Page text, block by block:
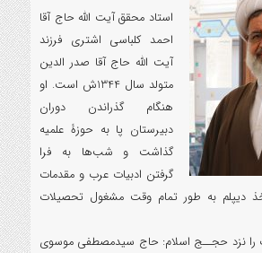
استاد محقق آیت الله حاج آقا
احمد کلباسی اشتری فرزند
آیت الله حاج آقا صدر الدین
متولد سال 1344ش است. او
هنگام گذراندن دوران
دبیرستان پا به حوزۀ علمیه
گذاشت و شب‌ها به فرا
گرفتن ادبیات عرب و مقدمات
دیپلم به طور تمام وقت مشغول تحصیلات
را نزد حجــج اسلام: حاج سیدمصطفی موسوی